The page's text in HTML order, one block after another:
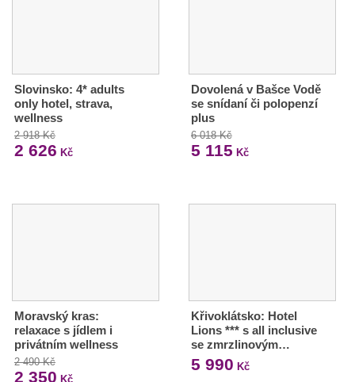
Slovinsko: 4* adults
only hotel, strava,
wellness
2 918 Kč
2 626 Kč
Dovolená v Bašce Vodě
se snídaní či polopenzí
plus
6 018 Kč
5 115 Kč
Moravský kras:
relaxace s jídlem i
privátním wellness
2 490 Kč
2 350 Kč
Křivoklátsko: Hotel
Lions *** s all inclusive
se zmrzlinovým…
5 990 Kč